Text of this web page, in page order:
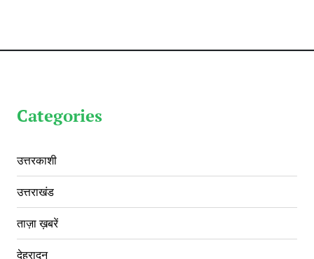
Categories
उत्तरकाशी
उत्तराखंड
ताज़ा ख़बरें
देहरादून